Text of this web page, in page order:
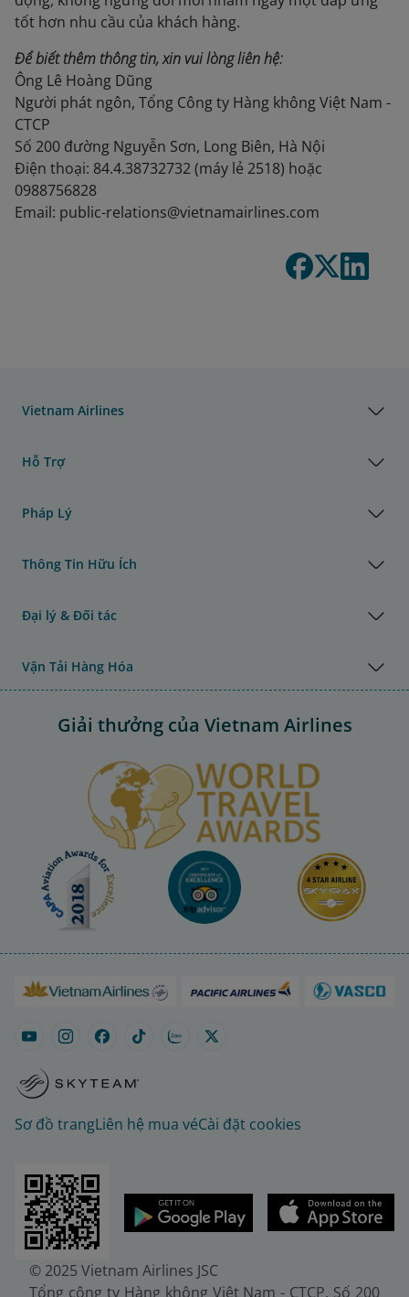
tốt hơn nhu cầu của khách hàng.
Để biết thêm thông tin, xin vui lòng liên hệ:
Ông Lê Hoàng Dũng
Người phát ngôn, Tổng Công ty Hàng không Việt Nam -
CTCP
Số 200 đường Nguyễn Sơn, Long Biên, Hà Nội
Ðiện thoại: 84.4.38732732 (máy lẻ 2518) hoặc
0988756828
Email: public-relations@vietnamairlines.com
Vietnam Airlines
Hỗ Trợ
Pháp Lý
Thông Tin Hữu Ích
Đại lý & Đối tác
Vận Tải Hàng Hóa
Giải thưởng của Vietnam Airlines
Sơ đồ trangLiên hệ mua véCài đặt cookies
© 2025 Vietnam Airlines JSC
Tổng công ty Hàng không Việt Nam - CTCP. Số 200